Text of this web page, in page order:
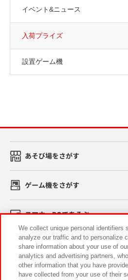
イベント&ニュース
入荷プライズ
設置ゲーム機
あそび場をさがす
ゲーム機をさがす
スマホ・PCであそぶ
イベント・キャンペーン
We collect unique personal identifiers
analyze our traffic and to personalize
share information about your use of
analytics and advertising partners,
other information that you have
have collected from your use of their